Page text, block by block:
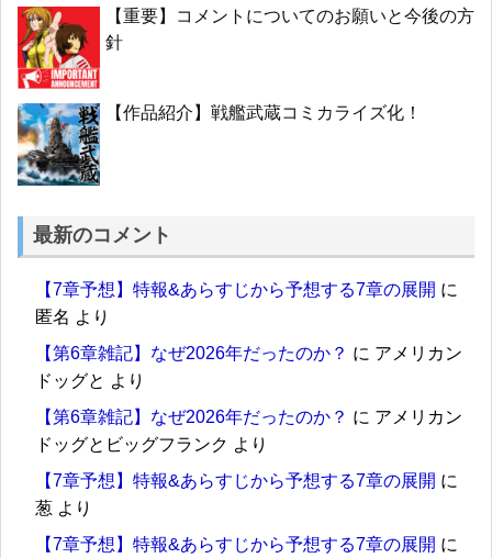
【重要】コメントについてのお願いと今後の方
針
【作品紹介】戦艦武蔵コミカライズ化！
最新のコメント
【7章予想】特報&あらすじから予想する7章の展開 に
匿名 より
【第6章雑記】なぜ2026年だったのか？ に アメリカン
ドッグと より
【第6章雑記】なぜ2026年だったのか？ に アメリカン
ドッグとビッグフランク より
【7章予想】特報&あらすじから予想する7章の展開 に
葱 より
【7章予想】特報&あらすじから予想する7章の展開 に